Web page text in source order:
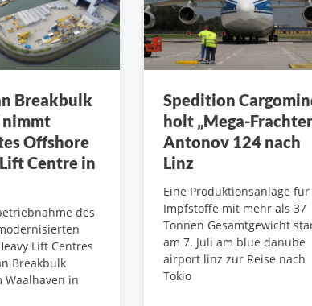
Breakbulk
nimmt
Offshore
Centre in
des
Lift Centres
Breakbulk
Waalhaven in
Spedition
holt „Mega-
Antonov 124 nach
Linz
Eine Produktionsanlage für
Impfstoffe mit mehr als 37
Tonnen Gesamtgewicht
am 7. Juli am blue danube
airport linz zur Reise nach
Tokio